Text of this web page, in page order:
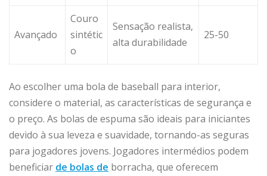
Avançado
Couro
sintétic
o
Sensação realista,
alta durabilidade
25-50
Ao escolher uma bola de baseball para interior,
considere o material, as características de segurança e
o preço. As bolas de espuma são ideais para iniciantes
devido à sua leveza e suavidade, tornando-as seguras
para jogadores jovens. Jogadores intermédios podem
beneficiar de bolas de borracha, que oferecem